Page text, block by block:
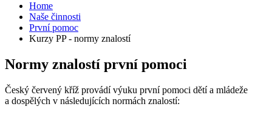
Home
Naše činnosti
První pomoc
Kurzy PP - normy znalostí
Normy znalostí první pomoci
Český červený kříž provádí výuku první pomoci dětí a mládeže
a dospělých v následujících normách znalostí: